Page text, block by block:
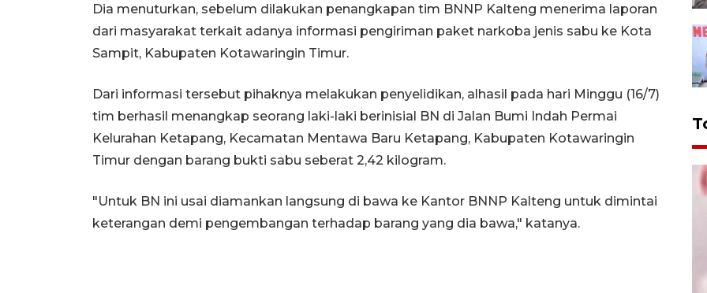
Dia menuturkan, sebelum dilakukan penangkapan tim BNNP Kalteng menerima laporan
dari masyarakat terkait adanya informasi pengiriman paket narkoba jenis sabu ke Kota
Sampit, Kabupaten Kotawaringin Timur.
Dari informasi tersebut pihaknya melakukan penyelidikan, alhasil pada hari Minggu (16/7)
tim berhasil menangkap seorang laki-laki berinisial BN di Jalan Bumi Indah Permai
Kelurahan Ketapang, Kecamatan Mentawa Baru Ketapang, Kabupaten Kotawaringin
Timur dengan barang bukti sabu seberat 2,42 kilogram.
"Untuk BN ini usai diamankan langsung di bawa ke Kantor BNNP Kalteng untuk dimintai
keterangan demi pengembangan terhadap barang yang dia bawa," katanya.